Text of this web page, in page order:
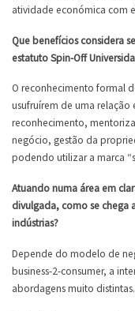
atividade económica com
Que benefícios considera
estatuto Spin-Off
O reconhecimento formal
usufruírem de uma relação
reconhecimento,
negócio, gestão da
podendo utilizar a marca
Atuando numa área em
divulgada, como se chega
indústrias?
Depende do modelo de
business-2-consumer, a
abordagens muito distintas.